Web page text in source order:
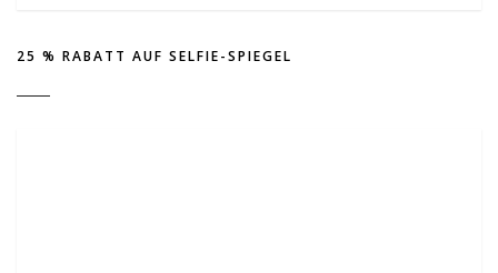
25 % RABATT AUF SELFIE-SPIEGEL